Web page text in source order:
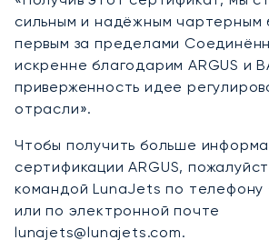
сильным и надёжным чартерным
первым за пределами
искренне благодарим ARGUS и
приверженность идее
отрасли».
Чтобы получить больше
сертификации ARGUS,
командой LunaJets по телефону
или по электронной почте
lunajets@lunajets.com.